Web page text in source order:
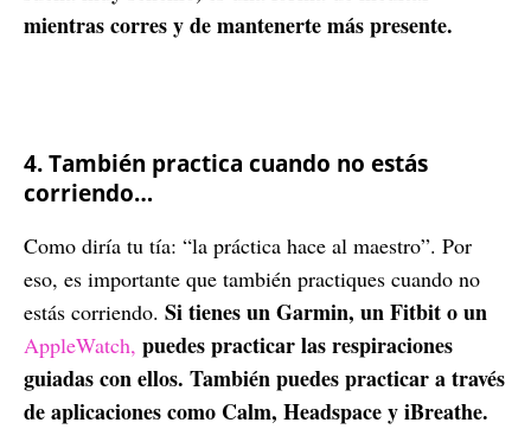
mientras corres y de mantenerte más presente.
4. También practica cuando no estás
corriendo…
Como diría tu tía: “la práctica hace al maestro”. Por
eso, es importante que también practiques cuando no
estás corriendo. Si tienes un Garmin, un Fitbit o un
AppleWatch, puedes practicar las respiraciones
guiadas con ellos. También puedes practicar a través
de aplicaciones como Calm, Headspace y iBreathe.